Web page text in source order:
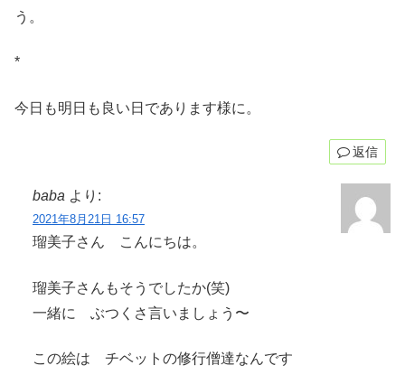
う。
*
今日も明日も良い日であります様に。
返信
baba より:
2021年8月21日 16:57
瑠美子さん こんにちは。
瑠美子さんもそうでしたか(笑)
一緒に ぶつくさ言いましょう〜
この絵は チベットの修行僧達なんです